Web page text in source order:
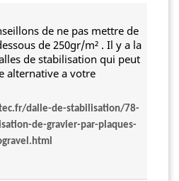
de ne pas mettre de
de 250gr/m² . Il y a la
de stabilisation qui peut
alternative a votre
dalle-de-stabilisation/78-
de-gravier-par-plaques-